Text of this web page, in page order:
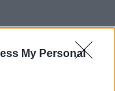
My Personal